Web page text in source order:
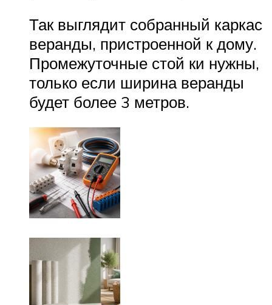
Так выглядит собранный каркас
веранды, пристроенной к дому.
Промежуточные стой ки нужны,
только если ширина веранды
будет более 3 метров.